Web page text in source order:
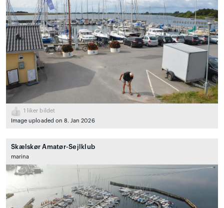
1
liker bildet
Image uploaded on 8. Jan 2026
Skælskør Amatør-Sejlklub
marina